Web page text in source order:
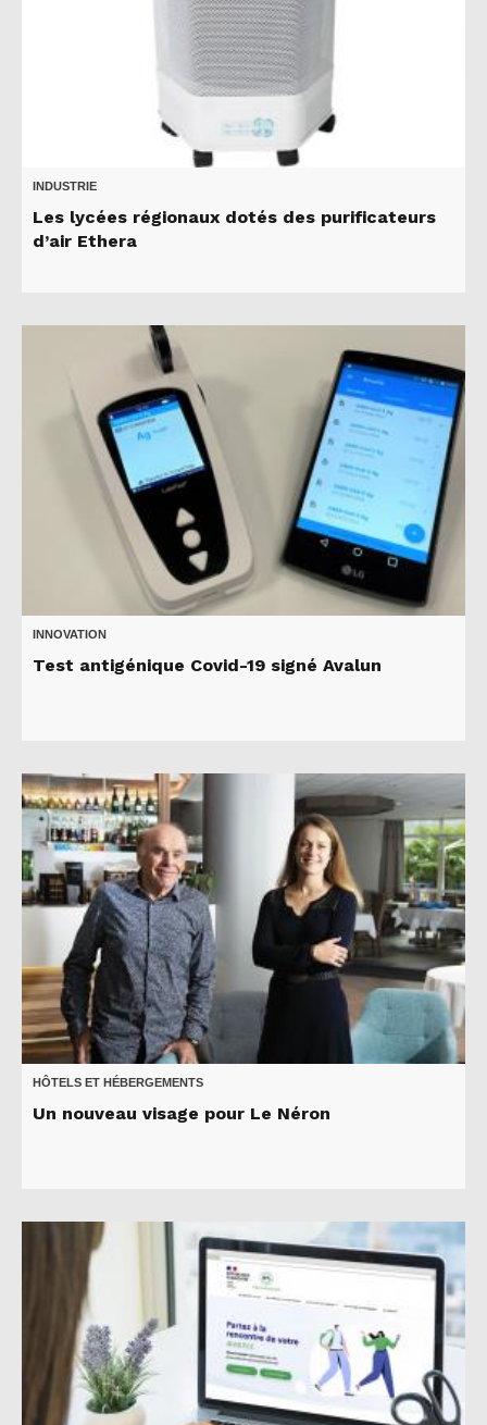
INDUSTRIE
Les lycées régionaux dotés des purificateurs
d’air Ethera
INNOVATION
Test antigénique Covid-19 signé Avalun
HÔTELS ET HÉBERGEMENTS
Un nouveau visage pour Le Néron